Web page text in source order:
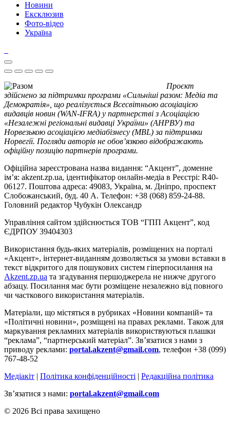
Новини
Ексклюзив
Фото-відео
Україна
Проєкт
здійснено за підтримки програми «Сильніші разом: Медіа та
Демократія», що реалізується Всесвітньою асоціацією
видавців новин (WAN-IFRA) у партнерстві з Асоціацією
«Незалежні регіональні видавці України» (АНРВУ) та
Норвезькою асоціацією медіабізнесу (MBL) за підтримки
Норвегії. Погляди авторів не обов’язково відображають
офіційну позицію партнерів програми.
Офіційна зареєстрована назва видання: “Акцент”, доменне
ім’я: akzent.zp.ua, ідентифікатор онлайн-медіа в Реєстрі: R40-
06127. Поштова адреса: 49083, Україна, м. Дніпро, проспект
Слобожанський, буд. 40 А. Телефон: +38 (068) 859-24-88.
Головний редактор Чубукін Олександр
Управління сайтом здійснюється ТОВ “ГПП Акцент”, код
ЄДРПОУ 39404303
Використання будь-яких матеріалів, розміщених на порталі
«Акцент», інтернет-виданням дозволяється за умови вставки в
текст відкритого для пошукових систем гіперпосилання на
Akzent.zp.ua та згадування першоджерела не нижче другого
абзацу. Посилання має бути розміщене незалежно від повного
чи часткового використання матеріалів.
Матеріали, що містяться в рубриках «Новини компаній» та
«Політичні новини», розміщені на правах реклами. Також для
маркування рекламних матеріалів використвуються плашки
“реклама”, “партнерський матеріал”. Зв’язатися з нами з
приводу реклами: portal.akzent@gmail.com, телефон +38 (099)
767-48-52
Медіакіт | Політика конфіденційності | Редакційна політика
Зв’язатися з нами: portal.akzent@gmail.com
© 2026 Всі права захищено